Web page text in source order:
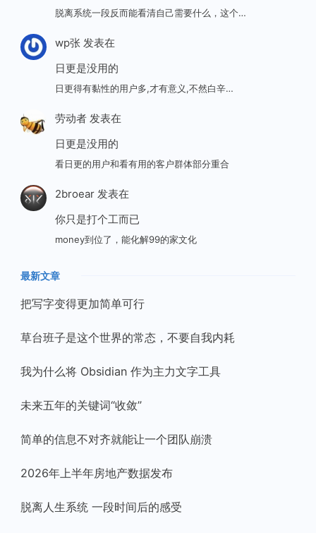
脱离系统一段反而能看清自己需要什么，这个…
wp张发表在
日更是没用的
日更得有黏性的用户多,才有意义,不然白辛…
劳动者发表在
日更是没用的
看日更的用户和看有用的客户群体部分重合
2broear发表在
你只是打个工而已
money到位了，能化解99的家文化
最新文章
把写字变得更加简单可行
草台班子是这个世界的常态，不要自我内耗
我为什么将 Obsidian 作为主力文字工具
未来五年的关键词“收敛”
简单的信息不对齐就能让一个团队崩溃
2026年上半年房地产数据发布
脱离人生系统 一段时间后的感受